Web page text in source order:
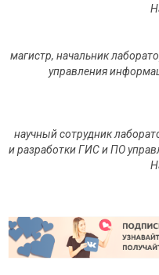
магистр, начальник
управления
научный сотрудник
и разработки ГИС и ПО